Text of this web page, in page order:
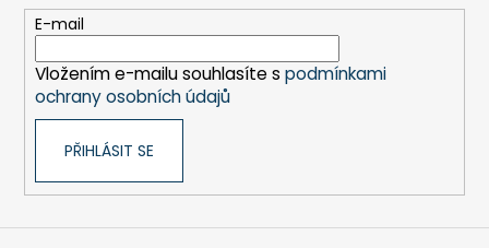
E-mail
Vložením e-mailu souhlasíte s podmínkami
ochrany osobních údajů
PŘIHLÁSIT SE